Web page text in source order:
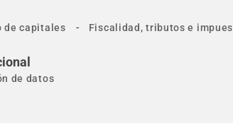
de capitales - Fiscalidad, tributos e
de datos